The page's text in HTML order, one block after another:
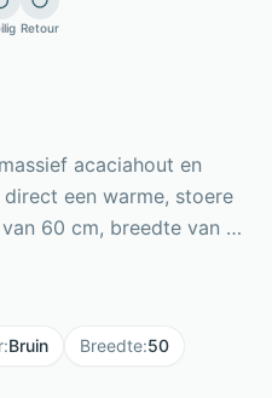
Retour
acaciahout en
een warme, stoere
60 cm, breedte van 50
dit compacte kastje
zwarte gepoedercoate
contrast met het
:Bruin Breedte:50